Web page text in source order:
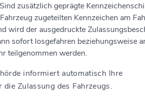
zusätzlich geprägte
zugeteilten Kennzeichen am
wird der ausgedruckte
sofort losgefahren beziehungsweise
teilgenommen werden.
informiert automatisch Ihre
die Zulassung des Fahrzeugs.